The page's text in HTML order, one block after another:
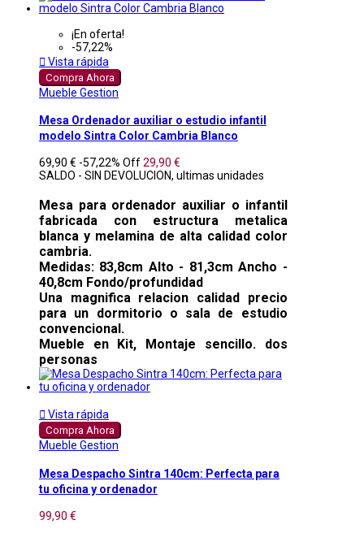
¡En oferta!
-57,22%
 Vista rápida
Compra Ahora
Mueble Gestion
Mesa Ordenador auxiliar o estudio infantil
modelo Sintra Color Cambria Blanco
69,90 € -57,22% Off29,90 €
SALDO - SIN DEVOLUCION, ultimas unidades
Mesa para ordenador auxiliar o infantil
fabricada con estructura metalica
blanca y melamina de alta calidad color
cambria.
Medidas: 83,8cm Alto - 81,3cm Ancho -
40,8cm Fondo/profundidad
Una magnifica relacion calidad precio
para un dormitorio o sala de estudio
convencional.
Mueble en Kit, Montaje sencillo. dos
personas
 Vista rápida
Compra Ahora
Mueble Gestion
Mesa Despacho Sintra 140cm: Perfecta para
tu oficina y ordenador
99,90 €